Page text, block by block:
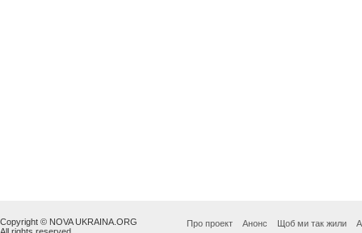
Copyright © NOVA UKRAINA.ORG
Про проект Анонс Щоб ми так жили